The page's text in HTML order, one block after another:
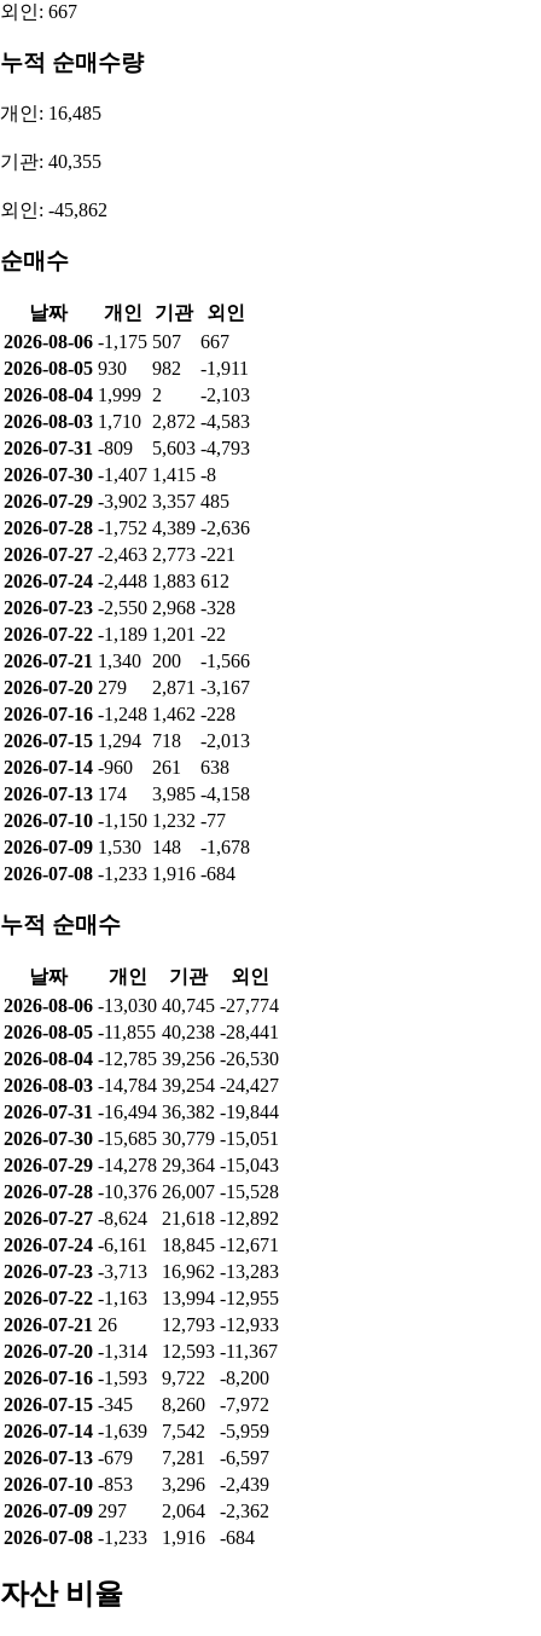
외인: 667
누적 순매수량
개인: 16,485
기관: 40,355
외인: -45,862
순매수
날짜 개인 기관
외인
2026-08-06 -1,175 507
667
2026-08-05 930 982
-1,911
2026-08-04 1,999 2
-2,103
2026-08-03 1,710 2,872 -4,583
2026-07-31 -809 5,603 -4,793
2026-07-30 -1,407 1,415 -8
2026-07-29 -3,902 3,357 485
2026-07-28 -1,752 4,389 -2,636
2026-07-27 -2,463 2,773 -221
2026-07-24 -2,448 1,883 612
2026-07-23 -2,550 2,968 -328
2026-07-22 -1,189 1,201 -22
2026-07-21 1,340 200
-1,566
2026-07-20 279 2,871 -3,167
2026-07-16 -1,248 1,462 -228
2026-07-15 1,294 718
-2,013
2026-07-14 -960 261
638
2026-07-13 174 3,985 -4,158
2026-07-10 -1,150 1,232 -77
2026-07-09 1,530 148
-1,678
2026-07-08 -1,233 1,916 -684
누적 순매수
날짜 개인 기관
외인
2026-08-06 -13,030 40,745 -27,774
2026-08-05 -11,855 40,238 -28,441
2026-08-04 -12,785 39,256 -26,530
2026-08-03 -14,784 39,254 -24,427
2026-07-31 -16,494 36,382 -19,844
2026-07-30 -15,685 30,779 -15,051
2026-07-29 -14,278 29,364 -15,043
2026-07-28 -10,376 26,007 -15,528
2026-07-27 -8,624 21,618 -12,892
2026-07-24 -6,161 18,845 -12,671
2026-07-23 -3,713 16,962 -13,283
2026-07-22 -1,163 13,994 -12,955
2026-07-21 26 12,793 -12,933
2026-07-20 -1,314 12,593 -11,367
2026-07-16 -1,593 9,722
-8,200
2026-07-15 -345 8,260
-7,972
2026-07-14 -1,639 7,542
-5,959
2026-07-13 -679 7,281
-6,597
2026-07-10 -853 3,296
-2,439
2026-07-09 297 2,064
-2,362
2026-07-08 -1,233 1,916 -684
자산 비율